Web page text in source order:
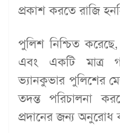
প্রকাশ করতে রাজি
পুলিশ নিশ্চিত
এবং একটি মাত্র
ভ্যানকুভার পুলিশের
তদন্ত পরিচালনা
প্রদানের জন্য অনুরোধ